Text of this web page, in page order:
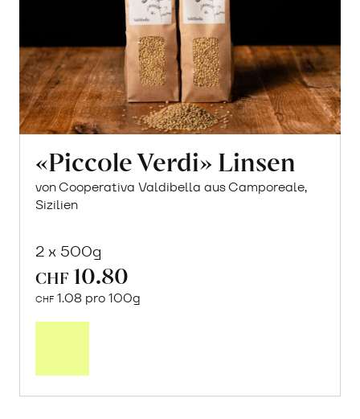
«Piccole Verdi» Linsen
von Cooperativa Valdibella aus Camporeale,
Sizilien
2 x 500g
CHF 10.80
CHF 1.08 pro 100g